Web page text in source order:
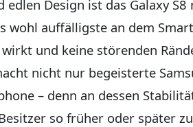
Design ist das Galaxy
wohl auffälligste an dem
und keine störenden
nicht nur begeisterte
– denn an dessen
so früher oder später